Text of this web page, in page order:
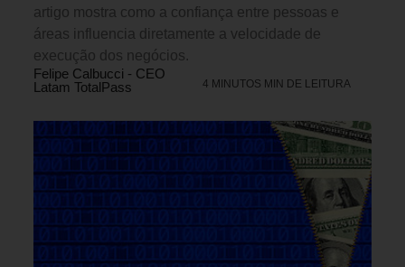
artigo mostra como a confiança entre pessoas e
áreas influencia diretamente a velocidade de
execução dos negócios.
Felipe Calbucci - CEO
Latam TotalPass
4 MINUTOS MIN DE LEITURA